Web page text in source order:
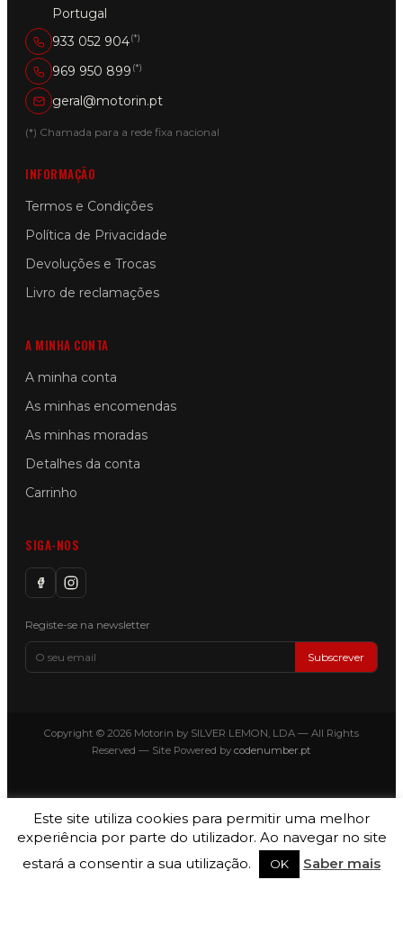
Portugal
933 052 904(*)
969 950 899 (*)
geral@motorin.pt
(*) Chamada para a rede fixa nacional
INFORMAÇÃO
Termos e Condições
Política de Privacidade
Devoluções e Trocas
Livro de reclamações
A MINHA CONTA
A minha conta
As minhas encomendas
As minhas moradas
Detalhes da conta
Carrinho
SIGA-NOS
Registe-se na newsletter
Subscrever
Copyright © 2026 Motorin by SILVER LEMON, LDA — All Rights
Reserved — Site Powered by codenumber.pt
Este site utiliza cookies para permitir uma melhor
experiência por parte do utilizador. Ao navegar no site
estará a consentir a sua utilização.
OK Saber mais